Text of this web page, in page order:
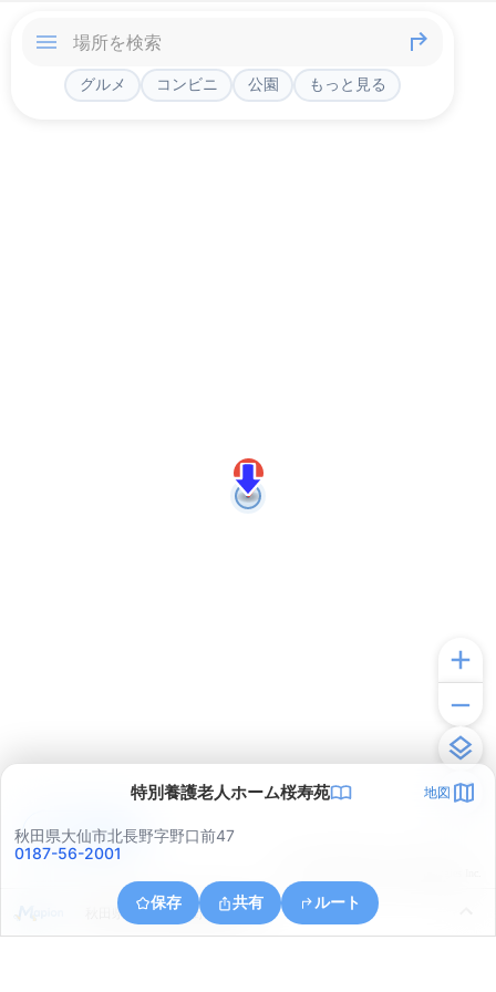
グルメ コンビニ 公園 もっと見る
特別養護老人ホーム桜寿苑 地図
秋田県大仙市北長野字野口前47
0187-56-2001
保存 共有 ルート
秋田県大仙市北長野字野口前
アプリで見る